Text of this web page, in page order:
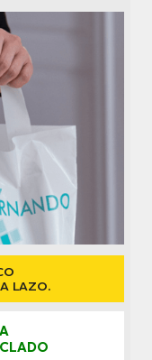
LAZO.